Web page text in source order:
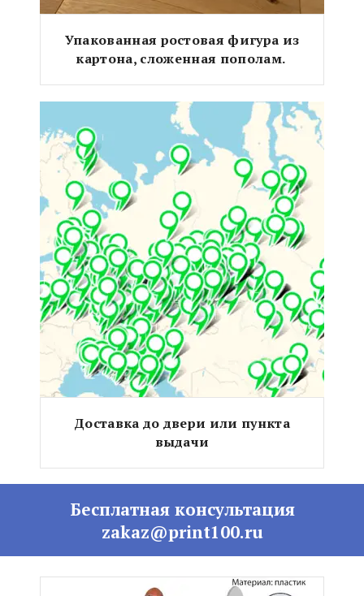
Упакованная ростовая фигура из
картона, сложенная пополам.
Доставка до двери или пункта
выдачи
Бесплатная консультация
zakaz@print100.ru